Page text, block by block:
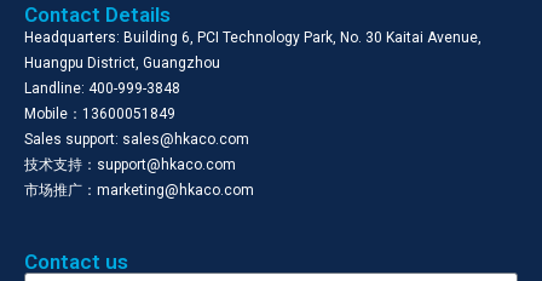
Contact Details
Headquarters: Building 6, PCI Technology Park, No. 30 Kaitai Avenue,
Huangpu District, Guangzhou
Landline: 400-999-3848
Mobile：13600051849
Sales support: sales@hkaco.com
技术支持：support@hkaco.com
市场推广：marketing@hkaco.com
Contact us